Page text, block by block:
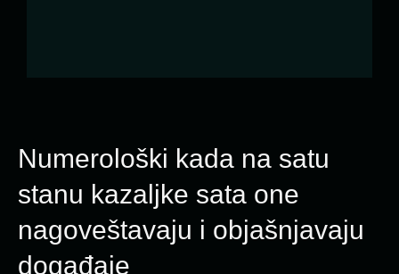
Numerološki kada na satu
stanu kazaljke sata one
nagoveštavaju i objašnjavaju
događaje